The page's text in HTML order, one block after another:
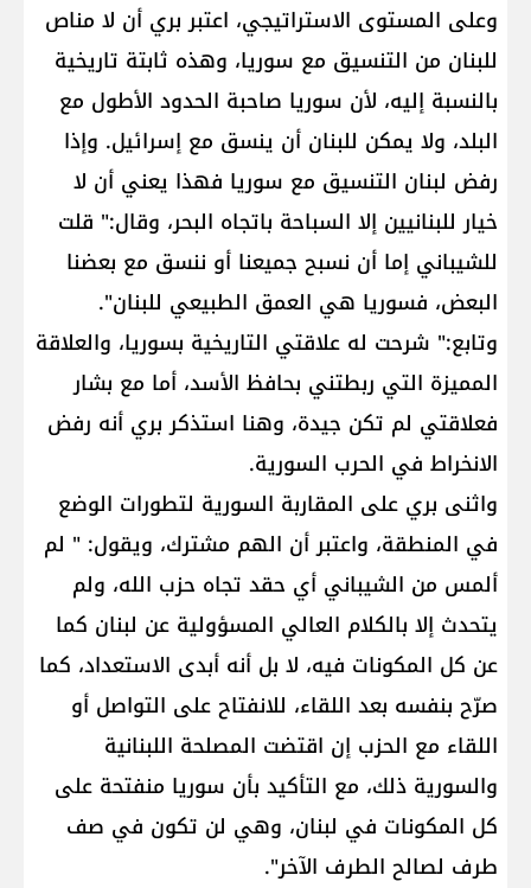
وعلى المستوى الاستراتيجي، اعتبر بري أن لا مناص
للبنان من التنسيق مع سوريا، وهذه ثابتة تاريخية
بالنسبة إليه، لأن سوريا صاحبة الحدود الأطول مع
البلد، ولا يمكن للبنان أن ينسق مع إسرائيل. وإذا
رفض لبنان التنسيق مع سوريا فهذا يعني أن لا
خيار للبنانيين إلا السباحة باتجاه البحر، وقال:" قلت
للشيباني إما أن نسبح جميعنا أو ننسق مع بعضنا
البعض، فسوريا هي العمق الطبيعي للبنان".
وتابع:" شرحت له علاقتي التاريخية بسوريا، والعلاقة
المميزة التي ربطتني بحافظ الأسد، أما مع بشار
فعلاقتي لم تكن جيدة، وهنا استذكر بري أنه رفض
الانخراط في الحرب السورية.
واثنى بري على المقاربة السورية لتطورات الوضع
في المنطقة، واعتبر أن الهم مشترك، ويقول: " لم
ألمس من الشيباني أي حقد تجاه ​حزب الله​، ولم
يتحدث إلا بالكلام العالي المسؤولية عن لبنان كما
عن كل المكونات فيه، لا بل أنه أبدى الاستعداد، كما
صرّح بنفسه بعد اللقاء، للانفتاح على التواصل أو
اللقاء مع الحزب إن اقتضت المصلحة اللبنانية
والسورية ذلك، مع التأكيد بأن سوريا منفتحة على
كل المكونات في لبنان، وهي لن تكون في صف
طرف لصالح الطرف الآخر".